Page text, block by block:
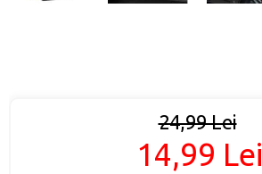
24,99 Lei
14,99 Lei